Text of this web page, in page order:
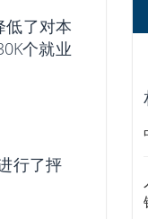
低了对本
个就业
行了抨